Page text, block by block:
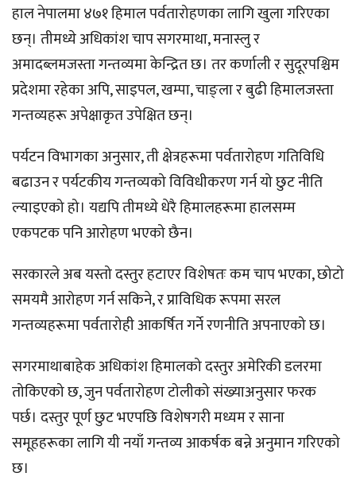
हाल नेपालमा ४७१ हिमाल पर्वतारोहणका लागि खुला गरिएका
छन्। तीमध्ये अधिकांश चाप सगरमाथा, मनास्लु र
अमादब्लमजस्ता गन्तव्यमा केन्द्रित छ। तर कर्णाली र सुदूरपश्चिम
प्रदेशमा रहेका अपि, साइपल, खम्पा, चाङ्ला र बुढी हिमालजस्ता
गन्तव्यहरू अपेक्षाकृत उपेक्षित छन्।
पर्यटन विभागका अनुसार, ती क्षेत्रहरूमा पर्वतारोहण गतिविधि
बढाउन र पर्यटकीय गन्तव्यको विविधीकरण गर्न यो छुट नीति
ल्याइएको हो। यद्यपि तीमध्ये धेरै हिमालहरूमा हालसम्म
एकपटक पनि आरोहण भएको छैन।
सरकारले अब यस्तो दस्तुर हटाएर विशेषतः कम चाप भएका, छोटो
समयमै आरोहण गर्न सकिने, र प्राविधिक रूपमा सरल
गन्तव्यहरूमा पर्वतारोही आकर्षित गर्ने रणनीति अपनाएको छ।
सगरमाथाबाहेक अधिकांश हिमालको दस्तुर अमेरिकी डलरमा
तोकिएको छ, जुन पर्वतारोहण टोलीको संख्याअनुसार फरक
पर्छ। दस्तुर पूर्ण छुट भएपछि विशेषगरी मध्यम र साना
समूहहरूका लागि यी नयाँ गन्तव्य आकर्षक बन्ने अनुमान गरिएको
छ।